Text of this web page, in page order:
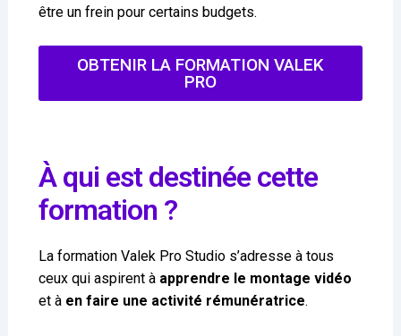
être un frein pour certains budgets.
OBTENIR LA FORMATION VALEK
PRO
À qui est destinée cette
formation ?
La formation Valek Pro Studio s’adresse à tous
ceux qui aspirent à apprendre le montage vidéo
et à en faire une activité rémunératrice.